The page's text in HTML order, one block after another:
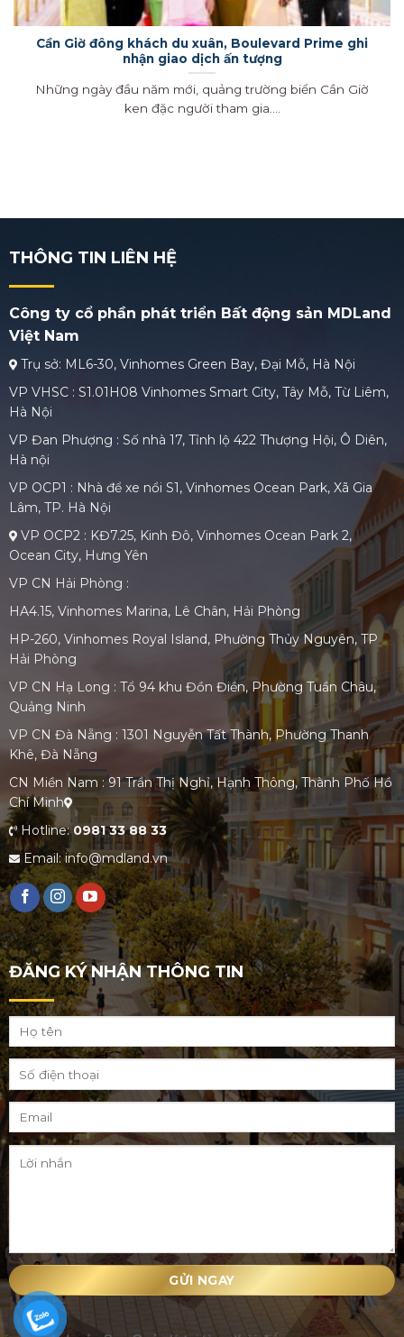
Cần Giờ đông khách du xuân, Boulevard Prime ghi
nhận giao dịch ấn tượng
Những ngày đầu năm mới, quảng trường biển Cần Giờ
ken đặc người tham gia....
THÔNG TIN LIÊN HỆ
Công ty cổ phần phát triển Bất động sản MDLand
Việt Nam
Trụ sở: ML6-30, Vinhomes Green Bay, Đại Mỗ, Hà Nội
VP VHSC : S1.01H08 Vinhomes Smart City, Tây Mỗ, Từ Liêm,
Hà Nội
VP Đan Phượng : Số nhà 17, Tỉnh lộ 422 Thượng Hội, Ô Diên,
Hà nội
VP OCP1 : Nhà để xe nổi S1, Vinhomes Ocean Park, Xã Gia
Lâm, TP. Hà Nội
VP OCP2 : KĐ7.25, Kinh Đô, Vinhomes Ocean Park 2,
Ocean City, Hưng Yên
VP CN Hải Phòng :
HA4.15, Vinhomes Marina, Lê Chân, Hải Phòng
HP-260, Vinhomes Royal Island, Phường Thủy Nguyên, TP
Hải Phòng
VP CN Hạ Long : Tổ 94 khu Đồn Điền, Phường Tuần Châu,
Quảng Ninh
VP CN Đà Nẵng : 1301 Nguyễn Tất Thành, Phường Thanh
Khê, Đà Nẵng
CN Miền Nam : 91 Trần Thị Nghỉ, Hạnh Thông, Thành Phố Hồ
Chí Minh
Hotline:0981 33 88 33
Email: info@mdland.vn
ĐĂNG KÝ NHẬN THÔNG TIN